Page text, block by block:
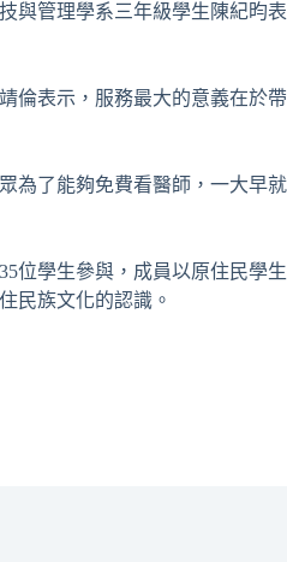
與管理學系三年級學生陳紀昀表
倫表示，服務最大的意義在於帶
為了能夠免費看醫師，一大早就
位學生參與，成員以原住民學生
民族文化的認識。